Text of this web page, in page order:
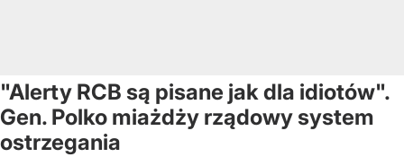
"Alerty RCB są pisane jak dla idiotów".
Gen. Polko miażdży rządowy system
ostrzegania